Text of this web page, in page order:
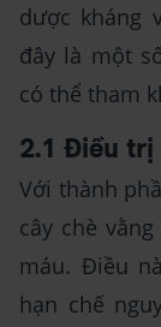
dược kháng
đây là một
có thể tham
2.1 Điều trị
Với thành
cây chè
máu. Điều
hạn chế